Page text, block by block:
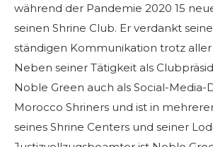
während der Pandemie 2020 15
seinen Shrine Club. Er verdankt
ständigen Kommunikation trotz
Neben seiner Tätigkeit als
Noble Green auch als Social-Media-
Morocco Shriners und ist in
seines Shrine Centers und seiner